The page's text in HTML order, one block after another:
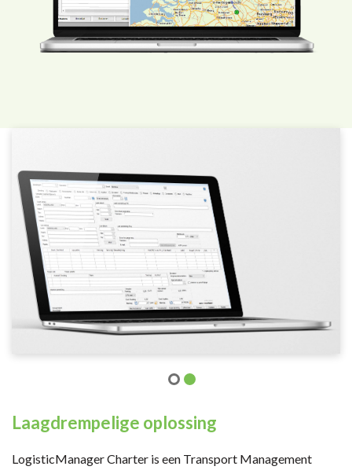
Laagdrempelige oplossing
LogisticManager Charter is een Transport Management